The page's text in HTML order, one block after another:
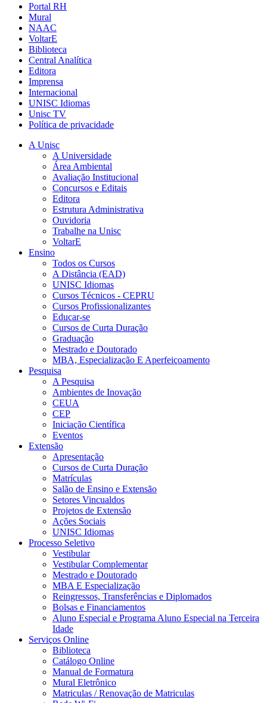
Portal RH
Mural
NAAC
VoltarE
Biblioteca
Central Analítica
Editora
Imprensa
Internacional
UNISC Idiomas
Unisc TV
Política de privacidade
A Unisc
A Universidade
Área Ambiental
Avaliação Institucional
Concursos e Editais
Editora
Estrutura Administrativa
Ouvidoria
Trabalhe na Unisc
VoltarE
Ensino
Todos os Cursos
A Distância (EAD)
UNISC Idiomas
Cursos Técnicos - CEPRU
Cursos Profissionalizantes
Educar-se
Cursos de Curta Duração
Graduação
Mestrado e Doutorado
MBA, Especialização E Aperfeiçoamento
Pesquisa
A Pesquisa
Ambientes de Inovação
CEUA
CEP
Iniciação Científica
Eventos
Extensão
Apresentação
Cursos de Curta Duração
Matrículas
Salão de Ensino e Extensão
Setores Vincualdos
Projetos de Extensão
Ações Sociais
UNISC Idiomas
Processo Seletivo
Vestibular
Vestibular Complementar
Mestrado e Doutorado
MBA E Especialização
Reingressos, Transferências e Diplomados
Bolsas e Financiamentos
Aluno Especial e Programa Aluno Especial na Terceira
Idade
Serviços Online
Biblioteca
Catálogo Online
Manual de Formatura
Mural Eletrônico
Matriculas / Renovação de Matriculas